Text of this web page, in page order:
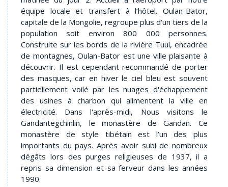
équipe locale et transfert à l’hôtel. Oulan-Bator,
capitale de la Mongolie, regroupe plus d'un tiers de la
population soit environ 800 000 personnes.
Construite sur les bords de la rivière Tuul, encadrée
de montagnes, Oulan-Bator est une ville plaisante à
découvrir. Il est cependant recommandé de porter
des masques, car en hiver le ciel bleu est souvent
partiellement voilé par les nuages d'échappement
des usines à charbon qui alimentent la ville en
électricité. Dans l'après-midi, Nous visitons le
Gandantegchinlin, le monastère de Gandan. Ce
monastère de style tibétain est l’un des plus
importants du pays. Après avoir subi de nombreux
dégâts lors des purges religieuses de 1937, il a
repris sa dimension et sa ferveur dans les années
1990.